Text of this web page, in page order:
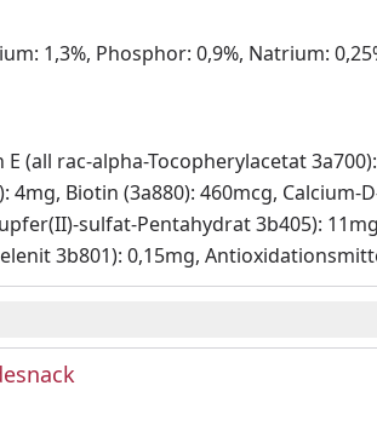
1,3%, Phosphor: 0,9%, Natrium:
E (all rac-alpha-Tocopherylacetat
Biotin (3a880): 460mcg, Calcium-
sulfat-Pentahydrat 3b405):
3b801): 0,15mg,